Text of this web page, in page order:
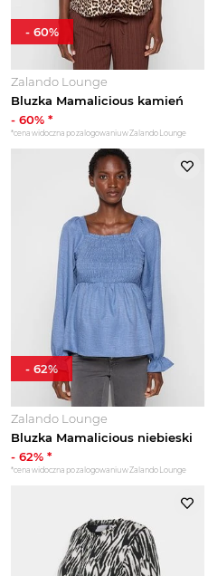
Zalando Lounge
Bluzka Mamalicious kamień
- 60% *
*cena widoczna po zalogowaniu w Zalando Lounge
- 60%
Zalando Lounge
Bluzka Mamalicious niebieski
- 62% *
*cena widoczna po zalogowaniu w Zalando Lounge
- 62%